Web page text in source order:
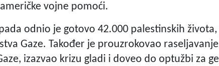
vojne pomoći.
odnio je gotovo 42.000 palestinskih
Gaze. Također je prouzrokovao
izazvao krizu gladi i doveo do optužbi za